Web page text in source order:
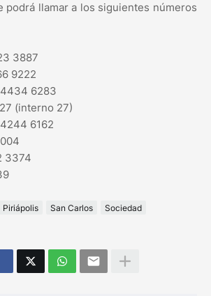
podrá llamar a los siguientes números
3887
9222
6283
(interno 27)
6162
3374
Piriápolis San Carlos
Sociedad